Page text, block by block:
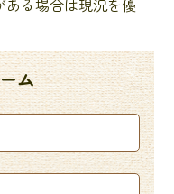
る場合は現況を優
ム